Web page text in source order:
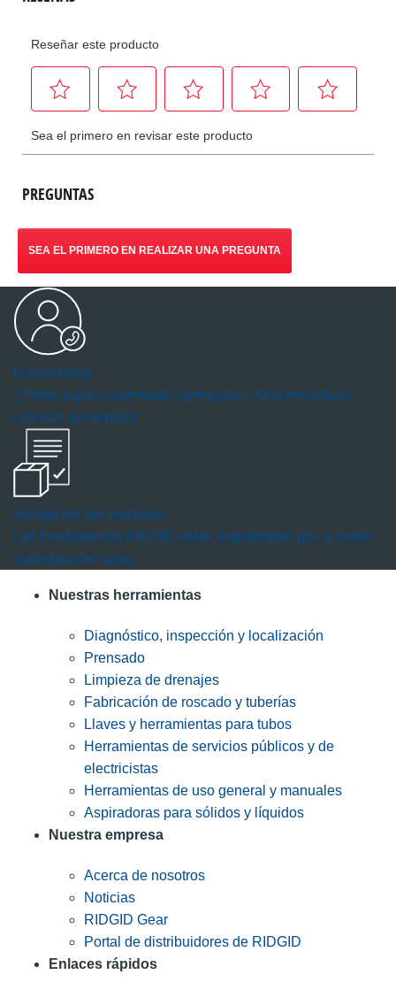
PREGUNTAS
SEA EL PRIMERO EN REALIZAR UNA PREGUNTA
Contáctenos
¿Tiene algún comentario o pregunta? ¡Nos encantaría
conocer su opinión!
Inscripción del producto
Las herramientas RIDGID están respaldadas por la mejor
cobertura del ramo.
Nuestras herramientas
Diagnóstico, inspección y localización
Prensado
Limpieza de drenajes
Fabricación de roscado y tuberías
Llaves y herramientas para tubos
Herramientas de servicios públicos y de
electricistas
Herramientas de uso general y manuales
Aspiradoras para sólidos y líquidos
Nuestra empresa
Acerca de nosotros
Noticias
RIDGID Gear
Portal de distribuidores de RIDGID
Enlaces rápidos